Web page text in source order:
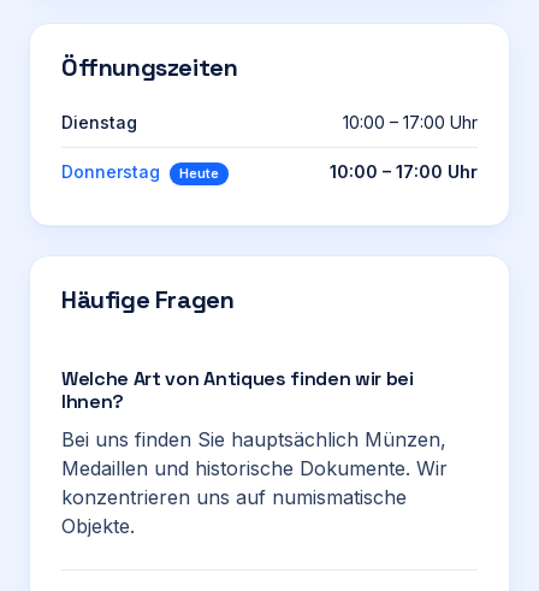
Öffnungszeiten
Dienstag 10:00 – 17:00 Uhr
Donnerstag Heute 10:00 – 17:00 Uhr
Häufige Fragen
Welche Art von Antiques finden wir bei
Ihnen?
Bei uns finden Sie hauptsächlich Münzen,
Medaillen und historische Dokumente. Wir
konzentrieren uns auf numismatische
Objekte.